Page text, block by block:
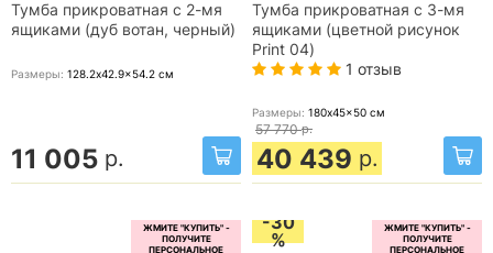
Тумба прикроватная с 2-мя
ящиками (дуб вотан, черный)
Размеры: 128.2x42.9x54.2 см
11 005 р.
Тумба прикроватная с 3-мя
ящиками (цветной рисунок
Print 04)
1 отзыв
Размеры: 180x45x50 см
57 770 р.
40 439 р.
-30
%